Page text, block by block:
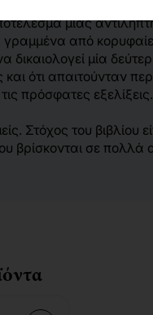
μίας
γραμμένα από
μία
ότι απαιτούνταν
πρόσφατες
Στόχος του
σε πολλά